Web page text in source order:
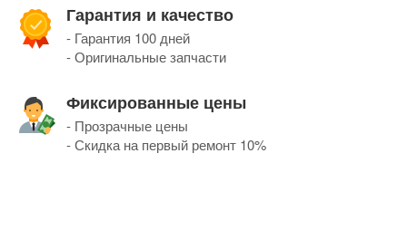
Гарантия и качество
- Гарантия 100 дней
- Оригинальные запчасти
Фиксированные цены
- Прозрачные цены
- Скидка на первый ремонт 10%